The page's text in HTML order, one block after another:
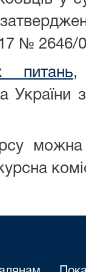
№ 2646/
питань,